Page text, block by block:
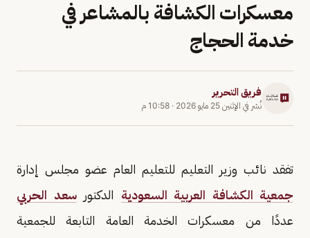
معسكرات الكشافة بالمشاعر في
خدمة الحجاج
فريق التحرير
نُشر في الإثنين 25 مايو 2026 · 10:58 م
تفقد نائب وزير التعليم للتعليم العام عضو مجلس إدارة
جمعية الكشافة العربية السعودية الدكتورسعد الحربي
عددًا من معسكرات الخدمة العامة التابعة للجمعية